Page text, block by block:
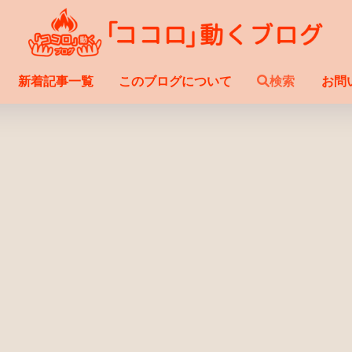
新着記事一覧 このブログについて 検索 お問